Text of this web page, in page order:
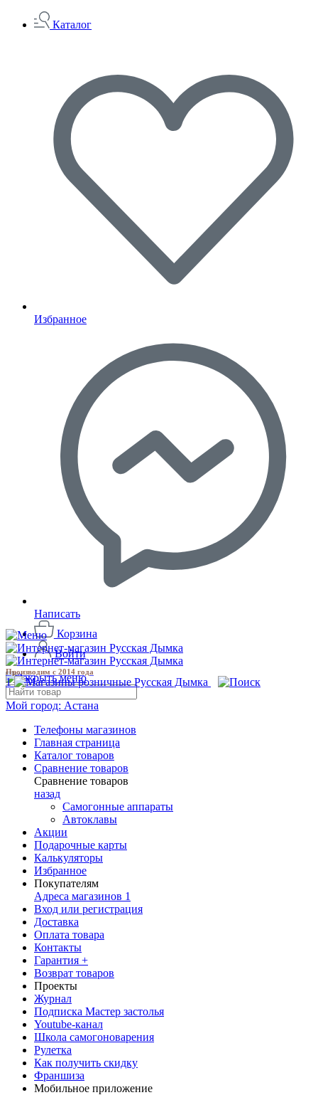
Каталог
Избранное
Написать
Корзина
Войти
Производим с 2014 года
1
Мой город: Астана
Телефоны магазинов
Главная страница
Каталог товаров
Сравнение товаров
Сравнение товаров
назад
Самогонные аппараты
Автоклавы
Акции
Подарочные карты
Калькуляторы
Избранное
Покупателям
Адреса магазинов 1
Вход или регистрация
Доставка
Оплата товара
Контакты
Гарантия +
Возврат товаров
Проекты
Журнал
Подписка Мастер застолья
Youtube-канал
Школа самогоноварения
Рулетка
Как получить скидку
Франшиза
Мобильное приложение